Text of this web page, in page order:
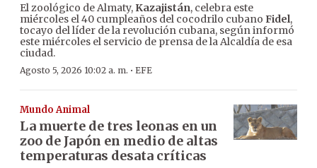
El zoológico de Almaty, Kazajistán, celebra este
miércoles el 40 cumpleaños del cocodrilo cubano Fidel,
tocayo del líder de la revolución cubana, según informó
este miércoles el servicio de prensa de la Alcaldía de esa
ciudad.
Agosto 5, 2026 10:02 a. m. · EFE
Mundo Animal
La muerte de tres leonas en un
zoo de Japón en medio de altas
temperaturas desata críticas